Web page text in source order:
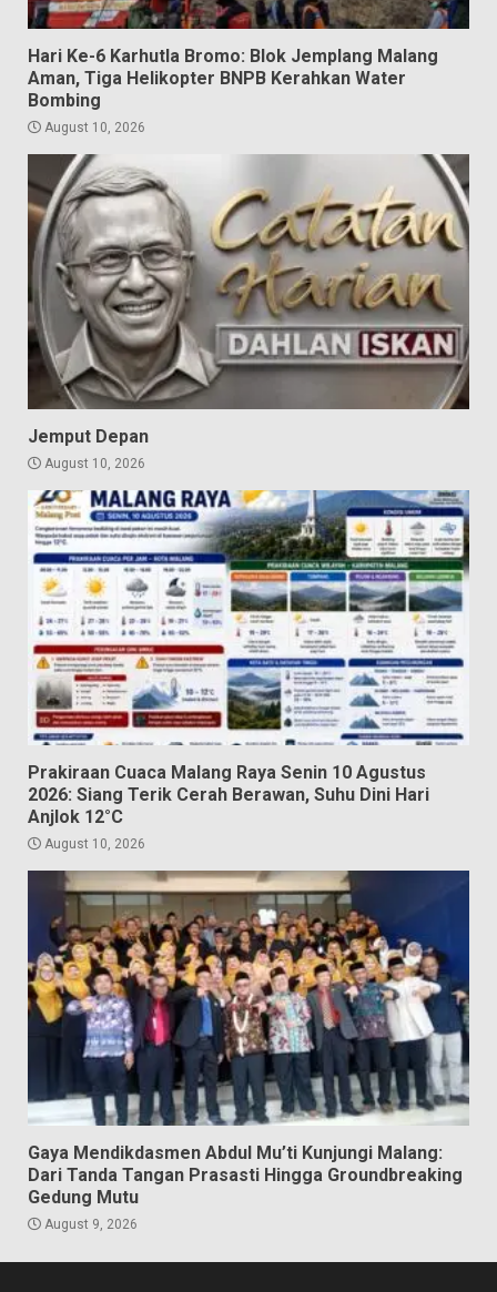
Hari Ke-6 Karhutla Bromo: Blok Jemplang Malang
Aman, Tiga Helikopter BNPB Kerahkan Water
Bombing
August 10, 2026
Jemput Depan
August 10, 2026
Prakiraan Cuaca Malang Raya Senin 10 Agustus
2026: Siang Terik Cerah Berawan, Suhu Dini Hari
Anjlok 12°C
August 10, 2026
Gaya Mendikdasmen Abdul Mu’ti Kunjungi Malang:
Dari Tanda Tangan Prasasti Hingga Groundbreaking
Gedung Mutu
August 9, 2026